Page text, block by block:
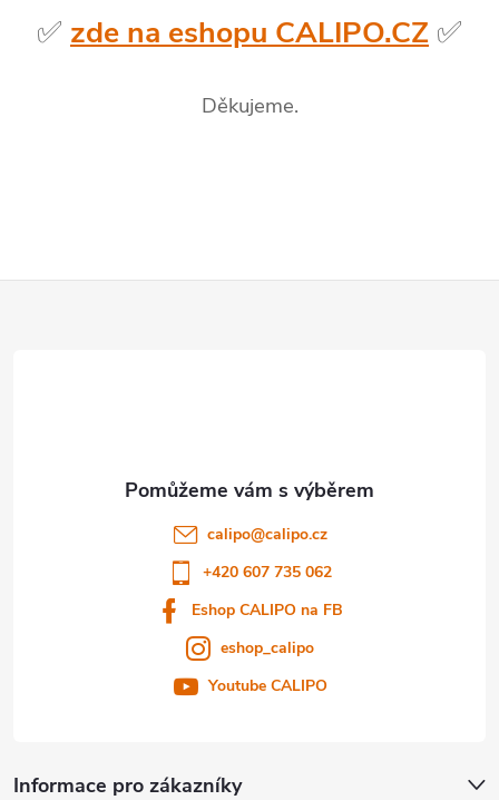
✅ zde na eshopu CALIPO.CZ ✅
Děkujeme.
Informace pro zákazníky
calipo@calipo.cz
+420 607 735 062
Eshop CALIPO na FB
eshop_calipo
Youtube CALIPO